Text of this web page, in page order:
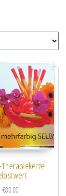
€80.00